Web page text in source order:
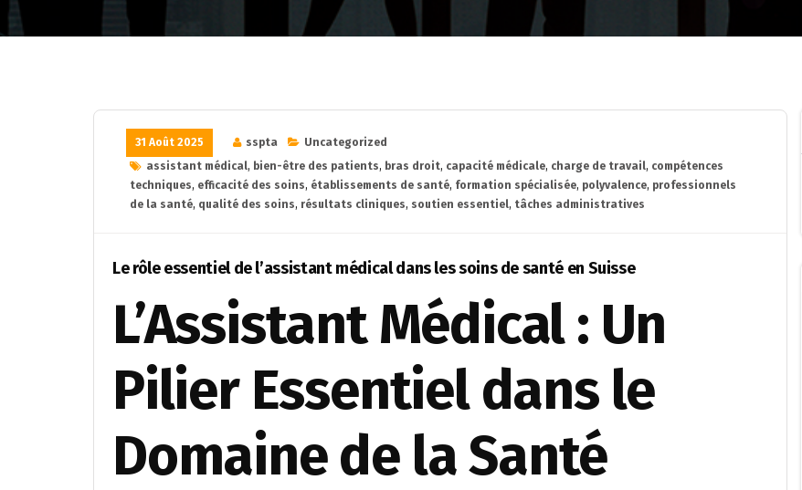
31 Août 2025 sspta
Uncategorized
assistant médical, bien-être des patients, bras droit, capacité médicale, charge de travail, compétences
techniques, efficacité des soins, établissements de santé, formation spécialisée, polyvalence, professionnels
de la santé, qualité des soins, résultats cliniques, soutien essentiel, tâches administratives
Le rôle essentiel de l’assistant médical dans les soins de santé en Suisse
L’Assistant Médical : Un
Pilier Essentiel dans le
Domaine de la Santé